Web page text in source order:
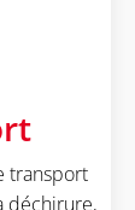
transport
déchirure,